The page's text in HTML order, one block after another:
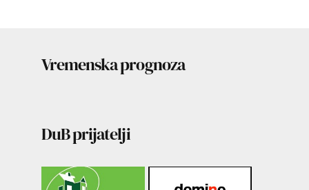
Vremenska prognoza
DuB prijatelji